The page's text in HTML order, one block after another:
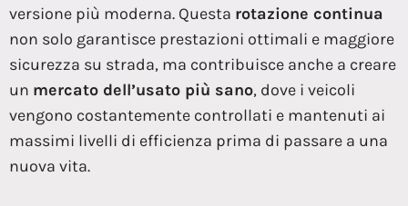
versione più moderna. Questa rotazione continua
non solo garantisce prestazioni ottimali e maggiore
sicurezza su strada, ma contribuisce anche a creare
un mercato dell’usato più sano, dove i veicoli
vengono costantemente controllati e mantenuti ai
massimi livelli di efficienza prima di passare a una
nuova vita.